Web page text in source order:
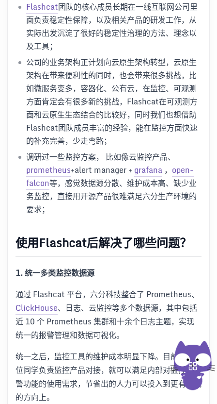
Flashcat团队的核心成员长期在一线互联网公司里
面负责稳定性保障，以及相关产品的研发工作，从
实际出发沉淀了很好的稳定性治理的方法、理念以
及工具；
公司的业务架构正计划向云原生架构转型，云原生
架构在带来便利性的同时，也会带来很多挑战，比
如微服务变多，容器化、公有云，在监控、可观测
方面肯定会有很多新的挑战，Flashcat在可观测方
面和云原生生态结合的比较好，同时我们也想借助
Flashcat团队成员丰富的经验，能在监控方面快速
的补充完善，少走弯路；
调研过一些监控方案， 比如像云监控产品、
prometheus+alert manager + grafana ， open-
falcon等，感觉数据源分散、维护成本高、缺少业
务监控，直接用开源产品很难满足六分生产环境的
要求；
使用Flashcat后解决了哪些问题？
1. 统一多类监控数据源
通过 Flashcat 平台，六分科技整合了 Prometheus、
ClickHouse、日志、云监控等多个数据源，其中包括
近 10 个 Prometheus 集群和十余个日志主题，实现
统一的报警管理和数据可视化。
统一之后，监控工具的维护成本明显下降。目前只有一
位同学负责监控产品对接，就可以满足内部对监控和报
警功能的使用需求，节省出的人力可以投入到更有挑战
的方向上。